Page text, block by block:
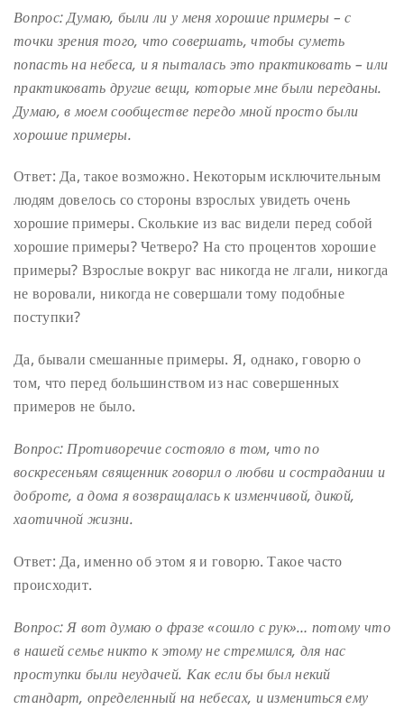
Вопрос: Думаю, были ли у меня хорошие примеры – с
точки зрения того, что совершать, чтобы суметь
попасть на небеса, и я пыталась это практиковать – или
практиковать другие вещи, которые мне были переданы.
Думаю, в моем сообществе передо мной просто были
хорошие примеры.
Ответ: Да, такое возможно. Некоторым исключительным
людям довелось со стороны взрослых увидеть очень
хорошие примеры. Сколькие из вас видели перед собой
хорошие примеры? Четверо? На сто процентов хорошие
примеры? Взрослые вокруг вас никогда не лгали, никогда
не воровали, никогда не совершали тому подобные
поступки?
Да, бывали смешанные примеры. Я, однако, говорю о
том, что перед большинством из нас совершенных
примеров не было.
Вопрос: Противоречие состояло в том, что по
воскресеньям священник говорил о любви и сострадании и
доброте, а дома я возвращалась к изменчивой, дикой,
хаотичной жизни.
Ответ: Да, именно об этом я и говорю. Такое часто
происходит.
Вопрос: Я вот думаю о фразе «сошло с рук»… потому что
в нашей семье никто к этому не стремился, для нас
проступки были неудачей. Как если бы был некий
стандарт, определенный на небесах, и измениться ему